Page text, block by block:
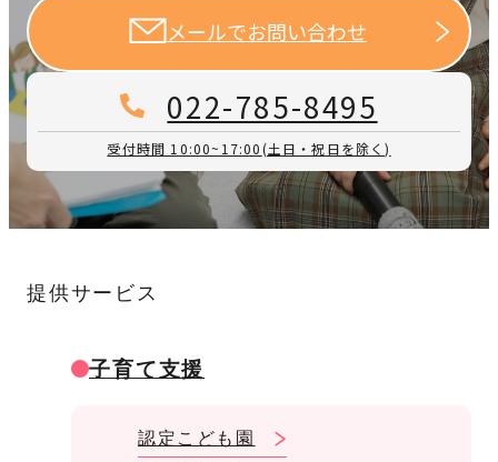
メールでお問い合わせ
022-785-8495
受付時間 10:00~17:00(土日・祝日を除く)
提供サービス
子育て支援
認定こども園